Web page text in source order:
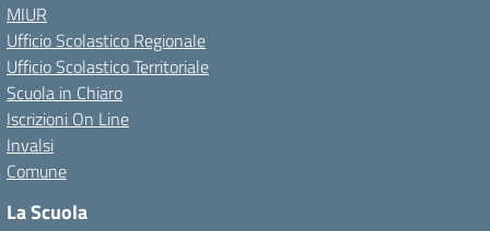
MIUR
Ufficio Scolastico Regionale
Ufficio Scolastico Territoriale
Scuola in Chiaro
Iscrizioni On Line
Invalsi
Comune
La Scuola